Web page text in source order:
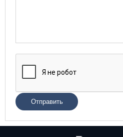
Отправить